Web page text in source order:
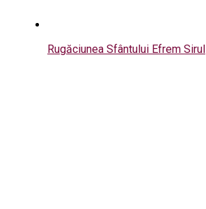
Rugăciunea Sfântului Efrem Sirul